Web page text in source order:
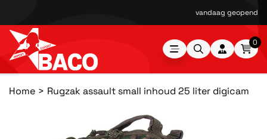
vandaag geopend
0
Home Rugzak assault small inhoud 25 liter digicam